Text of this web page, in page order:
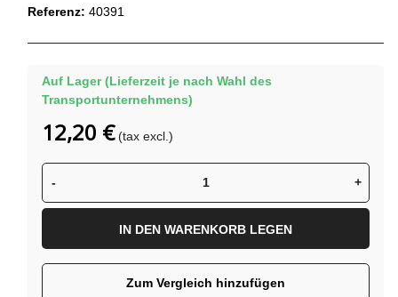
Referenz: 40391
Auf Lager (Lieferzeit je nach Wahl des
Transportunternehmens)
- +
IN DEN WARENKORB LEGEN
Zum Vergleich hinzufügen
12,20 € (tax excl.)